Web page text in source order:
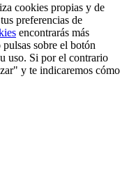
cookies propias y de
preferencias de
encontrarás más
sobre el botón
uso. Si por el contrario
y te indicaremos cómo